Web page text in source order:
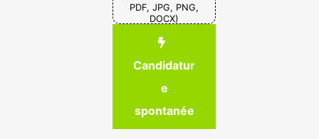
PDF, JPG, PNG,
DOCX)
Candidatur
e
spontanée